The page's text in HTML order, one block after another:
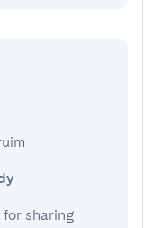
for sharing